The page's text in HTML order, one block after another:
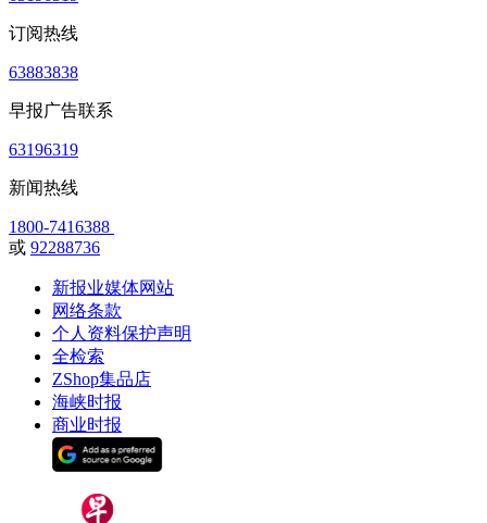
订阅热线
63883838
早报广告联系
63196319
新闻热线
1800-7416388
或 92288736
新报业媒体网站
网络条款
个人资料保护声明
全检索
ZShop集品店
海峡时报
商业时报